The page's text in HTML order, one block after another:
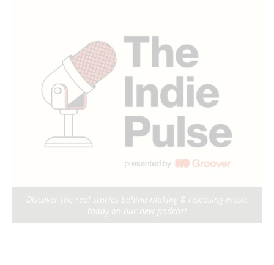
Discover the real stories behind making & releasing music
today on our new podcast